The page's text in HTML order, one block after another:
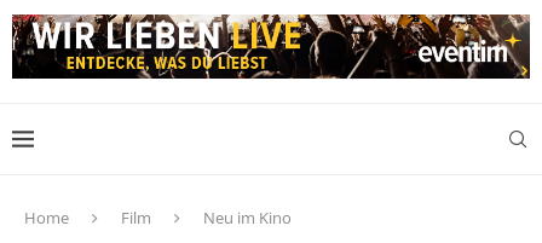
Home Film Neu im Kino